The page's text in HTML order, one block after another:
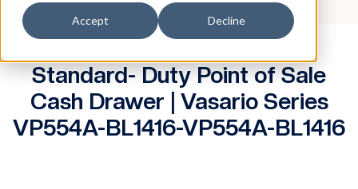
Accept Decline
Standard- Duty Point of Sale
Cash Drawer | Vasario Series
VP554A-BL1416-VP554A-BL1416